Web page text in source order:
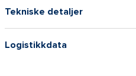
Tekniske detaljer
Logistikkdata